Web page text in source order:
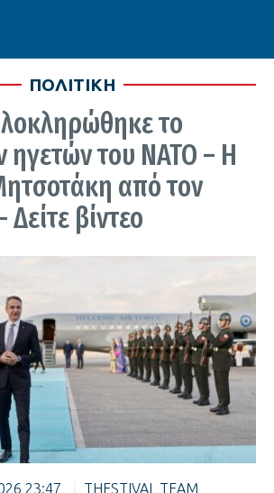
ΠΟΛΙΤΙΚΗ
το
ηγετών του ΝΑΤΟ – Η
από τον
βίντεο
23:47 THESTIVAL TEAM